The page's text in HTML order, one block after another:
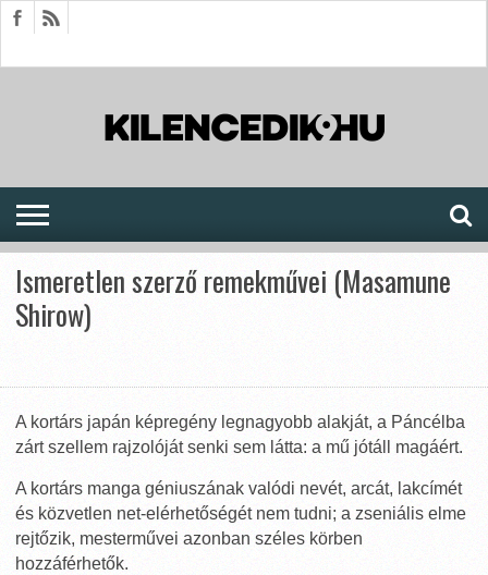
Ismeretlen szerző remekművei (Masamune
Shirow)
A kortárs japán képregény legnagyobb alakját, a Páncélba
zárt szellem rajzolóját senki sem látta: a mű jótáll magáért.
A kortárs manga géniuszának valódi nevét, arcát, lakcímét
és közvetlen net-elérhetőségét nem tudni; a zseniális elme
rejtőzik, mesterművei azonban széles körben
hozzáférhetők.